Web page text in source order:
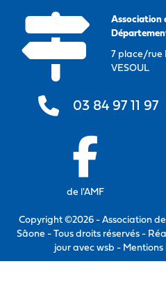
Association
7 place/rue
VESOUL
03 84 97 11 97
de l'AMF
Copyright ©2026 - Association
Sâone - Tous droits réservés -
jour avecwsb-